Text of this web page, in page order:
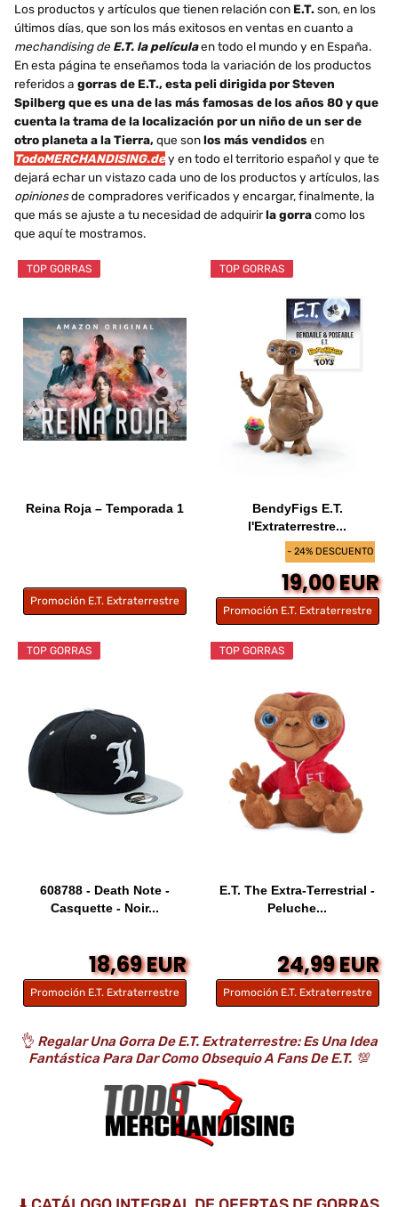
Los productos y artículos que tienen relación con E.T.son, en los
últimos días, que son los más exitosos en ventas en cuanto a
mechandising de E.T. la películaen todo el mundo y en España.
En esta página te enseñamos toda la variación de los productos
referidos a gorras de E.T., esta peli dirigida por Steven
Spilberg que es una de las más famosas de los años 80 y que
cuenta la trama de la localización por un niño de un ser de
otro planeta a la Tierra, que sonlos más vendidos en
TodoMERCHANDISING.dey en todo el territorio español y que te
dejará echar un vistazo cada uno de los productos y artículos, las
opinionesde compradores verificados y encargar, finalmente, la
que más se ajuste a tu necesidad de adquirirla gorracomo los
que aquí te mostramos.
TOP GORRAS
Reina Roja – Temporada 1
Promoción E.T. Extraterrestre
- 24% DESCUENTO
TOP GORRAS
BendyFigs E.T.
l'Extraterrestre...
19,00 EUR
Promoción E.T. Extraterrestre
TOP GORRAS
608788 - Death Note -
Casquette - Noir...
18,69 EUR
Promoción E.T. Extraterrestre
TOP GORRAS
E.T. The Extra-Terrestrial -
Peluche...
24,99 EUR
Promoción E.T. Extraterrestre
👌 Regalar Una Gorra De E.T. Extraterrestre: Es Una Idea
Fantástica Para Dar Como Obsequio A Fans De E.T. 💯